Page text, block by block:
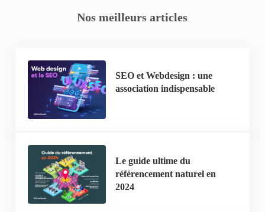
Nos meilleurs articles
SEO et Webdesign : une
association indispensable
Le guide ultime du
référencement naturel en
2024